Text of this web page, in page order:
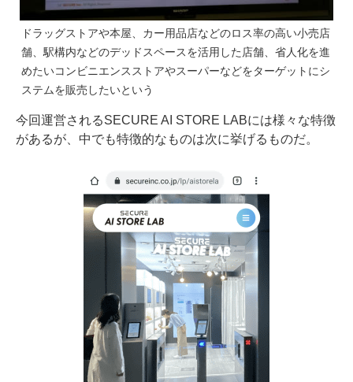
ドラッグストアや本屋、カー用品店などのロス率の高い小売店
舗、駅構内などのデッドスペースを活用した店舗、省人化を進
めたいコンビニエンスストアやスーパーなどをターゲットにシ
ステムを販売したいという
今回運営されるSECURE AI STORE LABには様々な特徴
があるが、中でも特徴的なものは次に挙げるものだ。